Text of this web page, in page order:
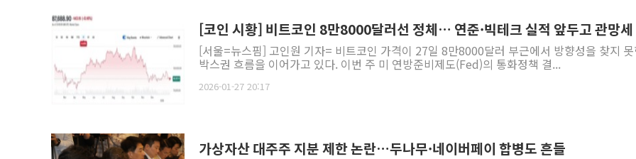
[코인 시황] 비트코인 8만8000달러선 정체… 연준·빅테크 실적 앞두고 관망
[서울=뉴스핌] 고인원 기자= 비트코인 가격이 27일 8만8000달러 부근에서 방향성을 찾지
박스권 흐름을 이어가고 있다. 이번 주 미 연방준비제도(Fed)의 통화정책 결...
2026-01-27 20:17
가상자산 대주주 지분 제한 논란…두나무·네이버페이 합병도 흔들